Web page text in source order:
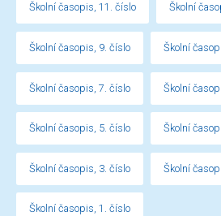
Školní časopis, 11. číslo Školní
Školní časopis, 9. číslo Školní
Školní časopis, 7. číslo Školní
Školní časopis, 5. číslo Školní
Školní časopis, 3. číslo Školní
Školní časopis, 1. číslo